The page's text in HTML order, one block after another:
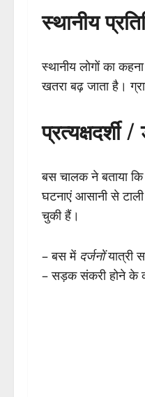
स्थानीय
स्थानीय लोगों का
खतरा बढ़ जाता है।
प्रत्यक्षदर्शी
बस चालक ने बताया
घटनाएं आसानी से
चुकी हैं।
– बस में दर्जनोंयात्री
– सड़क संकरी होने के